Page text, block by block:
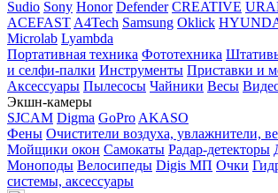
Sudio Sony Honor Defender CREATIVE
ACEFAST A4Tech Samsung Oklick
Microlab Lyambda
Портативная техника Фототехника
и селфи-палки Инструменты Приставки и
Аксессуары Пылесосы Чайники Весы
Экшн-камеры
SJCAM Digma GoPro AKASO
Фены Очистители воздуха, увлажнители,
Мойщики окон Самокаты Радар-детекторы
Моноподы Велосипеды Digis МП Очки
системы, аксессуары